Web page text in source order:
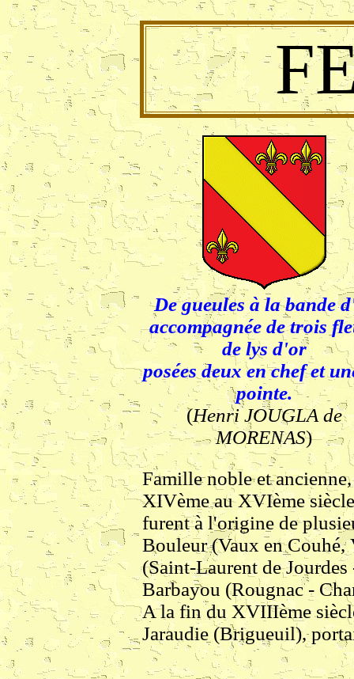
De gueules à la bande
accompagnée de trois
de lys d'or
posées deux en chef et
pointe.
(Henri JOUGLA de
MORENAS)
Famille noble et
XIVème au XVIème
furent à l'origine de
Bouleur (Vaux en
(Saint-Laurent de
Barbayou (Rougnac -
A la fin du XVIIIème
Jaraudie (Brigueuil),